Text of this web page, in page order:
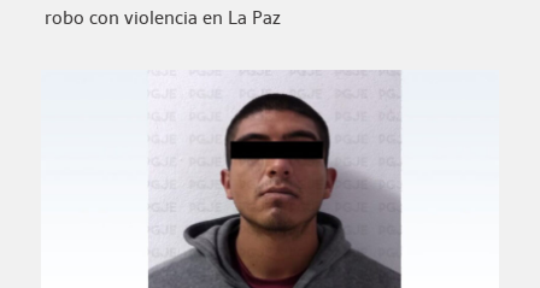
robo con violencia en La Paz